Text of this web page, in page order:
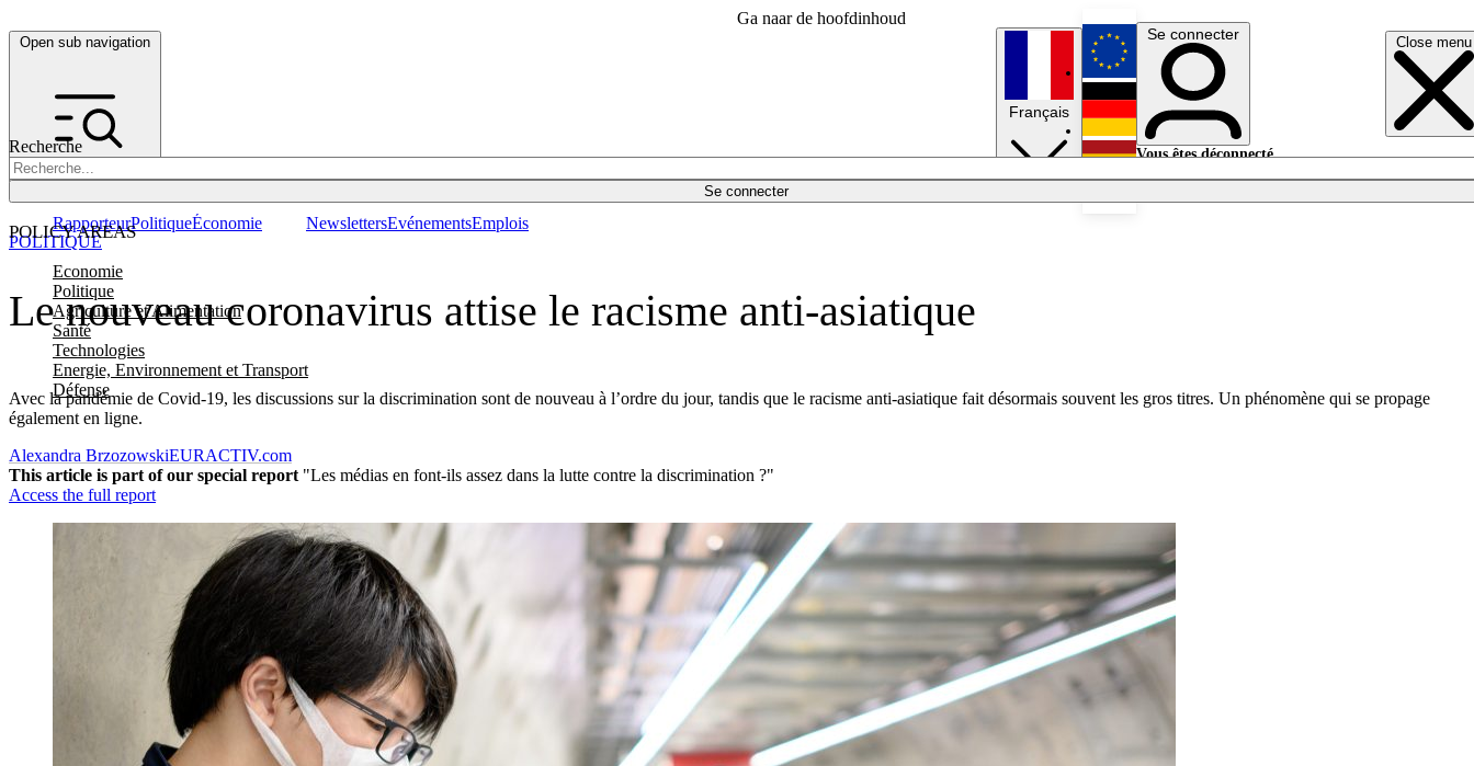
Ga naar de hoofdinhoud
Open sub navigation Close menu
Recherche
Se connecter
POLICY AREAS
Economie
Politique
Agriculture et Alimentation
Santé
Technologies
Energie, Environnement et Transport
Défense
RapporteurPolitiqueÉconomie NewslettersEvénementsEmplois
Français
English
Deutsch
Se connecter
Vous êtes déconnecté.
Le nouveau coronavirus attise le racisme anti-asiatique
Avec la pandémie de Covid-19, les discussions sur la discrimination sont de nouveau à l’ordre du jour, tandis que le racisme anti-asiatique fait désormais souvent les gros titres. Un phénomène qui se propage
également en ligne.
POLITIQUE
Alexandra BrzozowskiEURACTIV.com
This article is part of our special report "Les médias en font-ils assez dans la lutte contre la discrimination ?"
Access the full report